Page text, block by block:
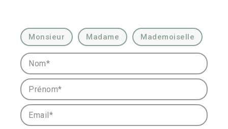
Civilité :
Monsieur Madame Mademoiselle
Nom* :
Prénom* :
Email* :